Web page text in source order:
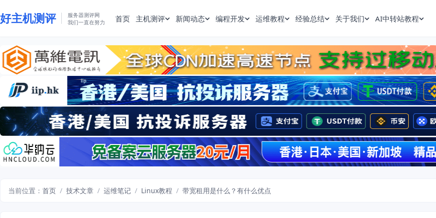
好主机测评
服务器测评网
我们一直在努力
首页 主机测评 新闻动态 编程开发 运维教程 经验总结 关于我们 AI中转站教程
当前位置： 首页 / 技术文章 / 运维笔记 / Linux教程 / 带宽租用是什么？有什么优点